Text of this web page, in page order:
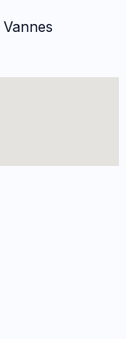
Vannes